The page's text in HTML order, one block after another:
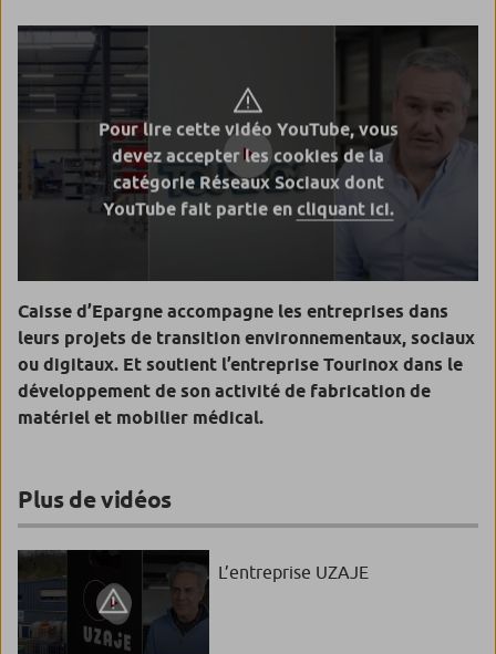
Pour lire cette vidéo YouTube, vous
devez accepter les cookies de la
catégorie Réseaux Sociaux dont
YouTube fait partie en cliquant ici.
Caisse d’Epargne accompagne les entreprises dans
leurs projets de transition environnementaux, sociaux
ou digitaux. Et soutient l’entreprise Tourinox dans le
développement de son activité de fabrication de
matériel et mobilier médical.
Plus de vidéos
L’entreprise UZAJE